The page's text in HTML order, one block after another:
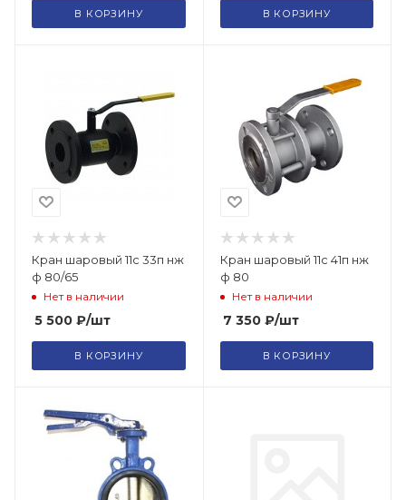
В КОРЗИНУ В КОРЗИНУ
Кран шаровый 11с 33п нж
ф 80/65
Нет в наличии
5 500 ₽/шт
В КОРЗИНУ
Кран шаровый 11с 41п нж
ф 80
Нет в наличии
7 350₽/шт
В КОРЗИНУ